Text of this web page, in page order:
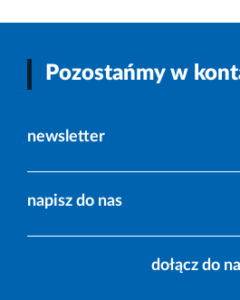
Pozostańmy w
newsletter
napisz do nas
dołącz do